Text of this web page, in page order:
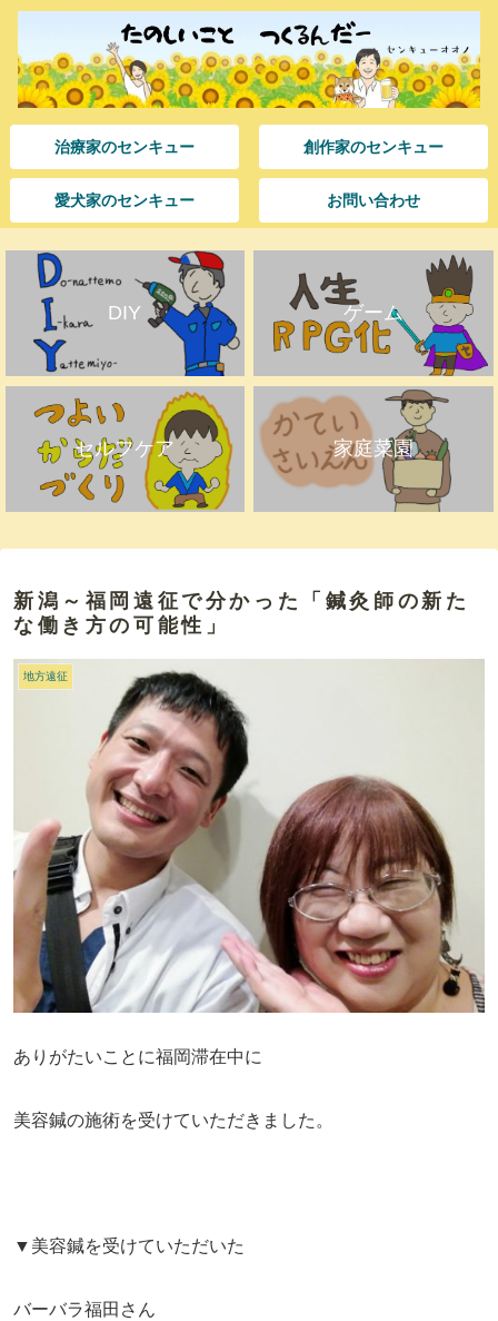
治療家のセンキュー 創作家のセンキュー
愛犬家のセンキュー お問い合わせ
DIY ゲーム
セルフケア 家庭菜園
新潟～福岡遠征で分かった「鍼灸師の新た
な働き方の可能性」
地方遠征
ありがたいことに福岡滞在中に
美容鍼の施術を受けていただきました。
▼美容鍼を受けていただいた
バーバラ福田さん